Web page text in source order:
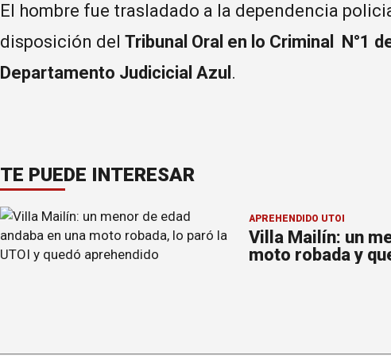
El hombre fue trasladado a la dependencia
disposición del Tribunal Oral en lo Criminal N°1
Departamento Judicicial Azul .
TE PUEDE INTERESAR
APREHENDIDO UTOI
Villa Mailín: un
moto robada y